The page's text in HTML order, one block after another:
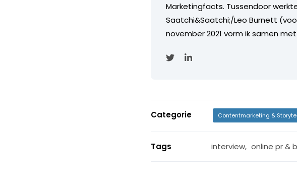
Marketingfacts. Tussendoor
Saatchi&Saatchi;/Leo Burnett
november 2021 vorm ik samen
Categorie Contentmarketing &
Tags interview, online pr &